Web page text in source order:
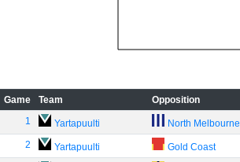
Game Team Opposition
1
Yartapuulti North Melbourne
2 Yartapuulti Gold Coast